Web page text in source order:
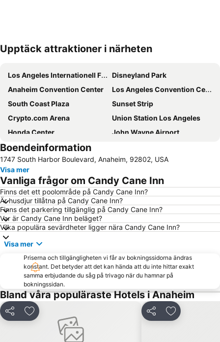
Förstora kartan
Upptäck attraktioner i närheten
Los Angeles Internationell Flygplats
Disneyland Park
Anaheim Convention Center
Los Angeles Convention Center
South Coast Plaza
Sunset Strip
Crypto.com Arena
Union Station Los Angeles
Honda Center
John Wayne Airport
La Brea Tar Pits
Long Beach
Queen Mary
Port of Los Angeles
Dodger Stadium
Angelus Temple
Ontario Mills
Walt Disney Concert Hall
City Hall
Rose Bowl Stadium
The Block at Orange
Angels Flight
Shrine Auditorium
48th Street and 8th Avenue Park
Boendeinformation
1747 South Harbor Boulevard, Anaheim, 92802, USA
Visa mer
Vanliga frågor om Candy Cane Inn
Finns det ett poolområde på Candy Cane Inn?
Är husdjur tillåtna på Candy Cane Inn?
Finns det parkering tillgänglig på Candy Cane Inn?
Var är Candy Cane Inn beläget?
Vilka populära sevärdheter ligger nära Candy Cane Inn?
Visa mer
Priserna och tillgängligheten vi får av bokningssidorna ändras
konstant. Det betyder att det kan hända att du inte hittar exakt
samma erbjudande du såg på trivago när du hamnar på
bokningssidan.
Bland våra populäraste Hotels i Anaheim
Dela Lägg till i Mina Favoriter Dela Lägg till i